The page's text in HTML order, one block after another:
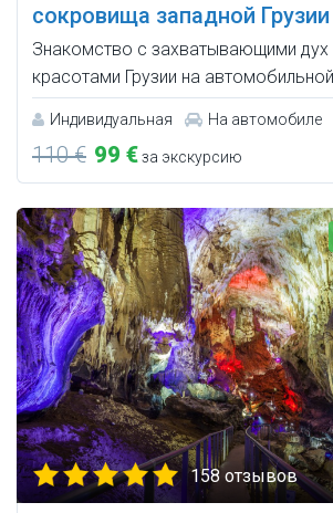
сокровища западной Грузии
Знакомство с захватывающими дух
красотами Грузии на
Индивидуальная На автомобиле
110 € 99 €за экскурсию
158 отзывов